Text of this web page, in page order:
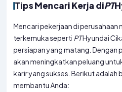
Tips Mencari Kerja diPT
Mencari pekerjaan di
terkemuka seperti PTHyundai
persiapan yang matang. Dengan
akan meningkatkan peluang
karir yang sukses. Berikut adalah
membantu Anda: